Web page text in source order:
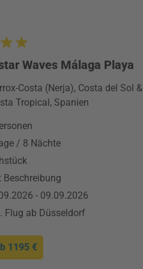
Waves Málaga Playa
Costa (Nerja), Costa del Sol &
Tropical, Spanien
/ 8 Nächte
Beschreibung
- 09.09.2026
Flug ab Düsseldorf
1195 €